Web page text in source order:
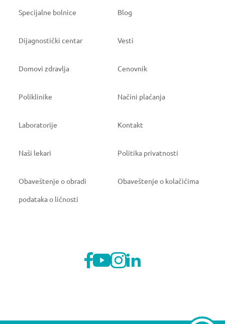
Specijalne bolnice Blog
Dijagnostički centar Vesti
Domovi zdravlja Cenovnik
Poliklinike Načini plaćanja
Laboratorije Kontakt
Naši lekari Politika privatnosti
Obaveštenje o obradi
podataka o ličnosti
Obaveštenje o kolačićima